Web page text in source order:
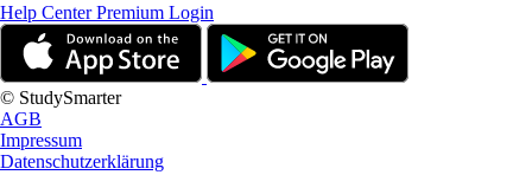
Help CenterPremium Login
© StudySmarter
AGB
Impressum
Datenschutzerklärung